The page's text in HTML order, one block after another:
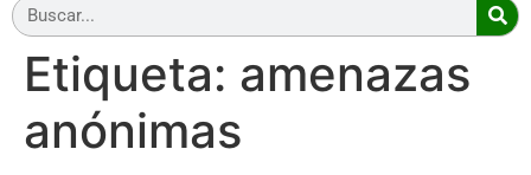
Etiqueta: amenazas
anónimas